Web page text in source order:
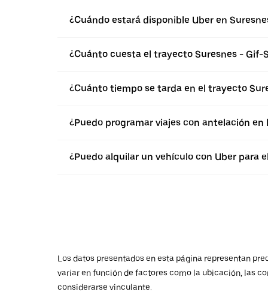
¿Cuándo estará disponible Uber en
¿Cuánto cuesta el trayecto Suresnes - Gif-
¿Cuánto tiempo se tarda en el trayecto
¿Puedo programar viajes con antelación en
¿Puedo alquilar un vehículo con Uber para
Los datos presentados en esta página representan
variar en función de factores como la ubicación, las
considerarse vinculante.